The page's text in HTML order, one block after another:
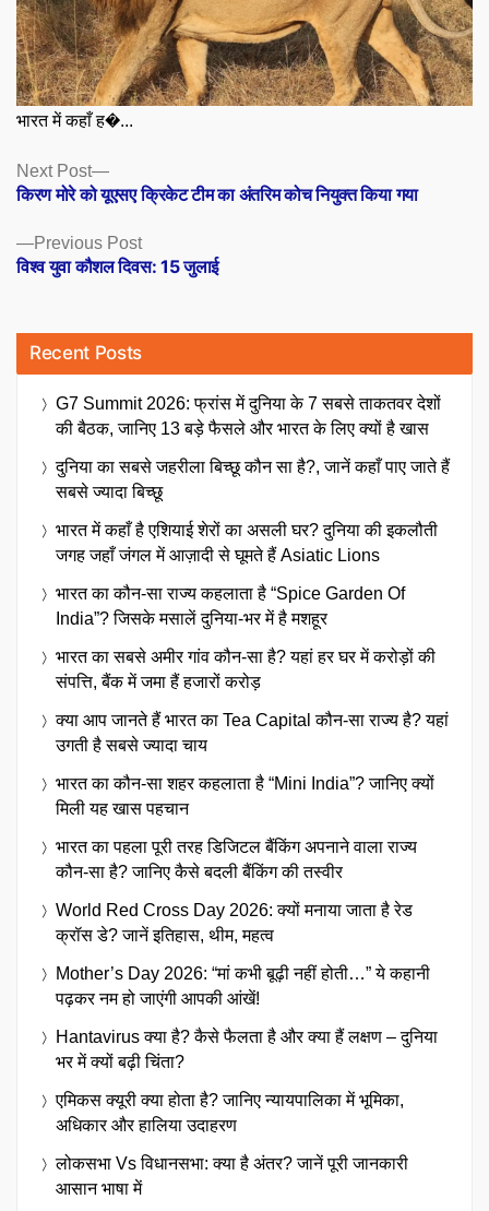
भारत में कहाँ ह�...
Posts
navigation
Previous PostPrevious
post:
विश्व युवा कौशल दिवस: 15 जुलाई
Next Post
Next
post:
किरण मोरे को यूएसए क्रिकेट टीम का अंतरिम कोच नियुक्त किया गया
Recent Posts
G7 Summit 2026: फ्रांस में दुनिया के 7 सबसे ताकतवर देशों
की बैठक, जानिए 13 बड़े फैसले और भारत के लिए क्यों है खास
दुनिया का सबसे जहरीला बिच्छू कौन सा है?, जानें कहाँ पाए जाते हैं
सबसे ज्यादा बिच्छू
भारत में कहाँ है एशियाई शेरों का असली घर? दुनिया की इकलौती
जगह जहाँ जंगल में आज़ादी से घूमते हैं Asiatic Lions
भारत का कौन-सा राज्य कहलाता है “Spice Garden Of
India”? जिसके मसालें दुनिया-भर में है मशहूर
भारत का सबसे अमीर गांव कौन-सा है? यहां हर घर में करोड़ों की
संपत्ति, बैंक में जमा हैं हजारों करोड़
क्या आप जानते हैं भारत का Tea Capital कौन-सा राज्य है? यहां
उगती है सबसे ज्यादा चाय
भारत का कौन-सा शहर कहलाता है “Mini India”? जानिए क्यों
मिली यह खास पहचान
भारत का पहला पूरी तरह डिजिटल बैंकिंग अपनाने वाला राज्य
कौन-सा है? जानिए कैसे बदली बैंकिंग की तस्वीर
World Red Cross Day 2026: क्यों मनाया जाता है रेड
क्रॉस डे? जानें इतिहास, थीम, महत्व
Mother’s Day 2026: “मां कभी बूढ़ी नहीं होती…” ये कहानी
पढ़कर नम हो जाएंगी आपकी आंखें!
Hantavirus क्या है? कैसे फैलता है और क्या हैं लक्षण – दुनिया
भर में क्यों बढ़ी चिंता?
एमिकस क्यूरी क्या होता है? जानिए न्यायपालिका में भूमिका,
अधिकार और हालिया उदाहरण
लोकसभा Vs विधानसभा: क्या है अंतर? जानें पूरी जानकारी
आसान भाषा में